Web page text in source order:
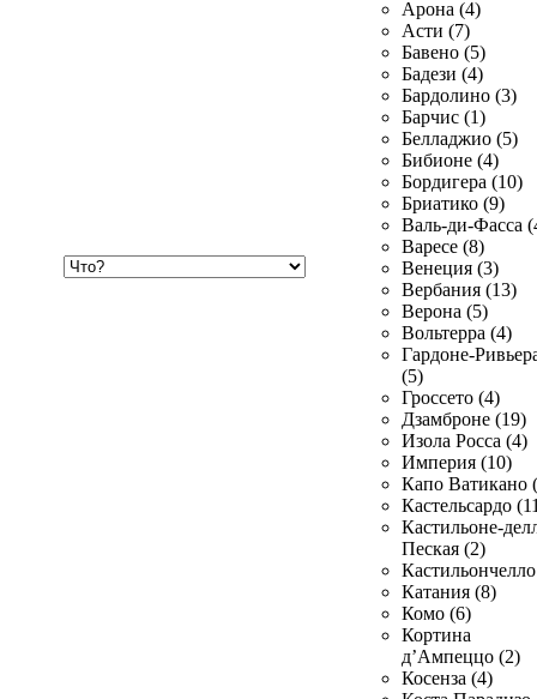
Арона (4)
Асти (7)
Бавено (5)
Бадези (4)
Бардолино (3)
Барчис (1)
Белладжио (5)
Бибионе (4)
Бордигера (10)
Бриатико (9)
Валь-ди-Фасса
Варесе (8)
Венеция (3)
Вербания (13)
Верона (5)
Вольтерра (4)
Гардоне-
(5)
Гроссето (4)
Дзамброне (19)
Изола Росса (4)
Империя (10)
Капо Ватикано
Кастельсардо
Кастильоне-
Пеская (2)
Катания (8)
Комо (6)
Кортина
д’Ампеццо (2)
Косенза (4)